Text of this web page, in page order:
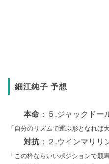
細江純子 予想
本命 ：５.ジャックド
「自分のリズムで運ぶ形となれば
対抗：２.ウインマリ
「この枠ならいいポジションで競